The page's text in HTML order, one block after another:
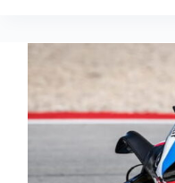
MAGNIFIQUE
EN
SPRINT
AUSTIN